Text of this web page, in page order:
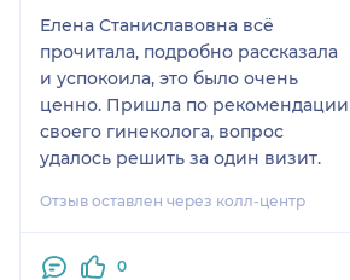
Елена Станиславовна всё
прочитала, подробно рассказала
и успокоила, это было очень
ценно. Пришла по рекомендации
своего гинеколога, вопрос
удалось решить за один визит.
Отзыв оставлен через колл-центр
0